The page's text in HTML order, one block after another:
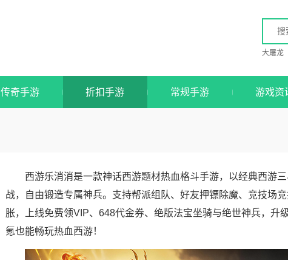
大屠龙
传奇手游 折扣手游 常规手游 游戏资
西游乐消消是一款神话西游题材热血格斗手游，以经典西游
战，自由锻造专属神兵。支持帮派组队、好友押镖除魔、竞技场
胀，上线免费领VIP、648代金券、绝版法宝坐骑与绝世神兵，
氪也能畅玩热血西游！